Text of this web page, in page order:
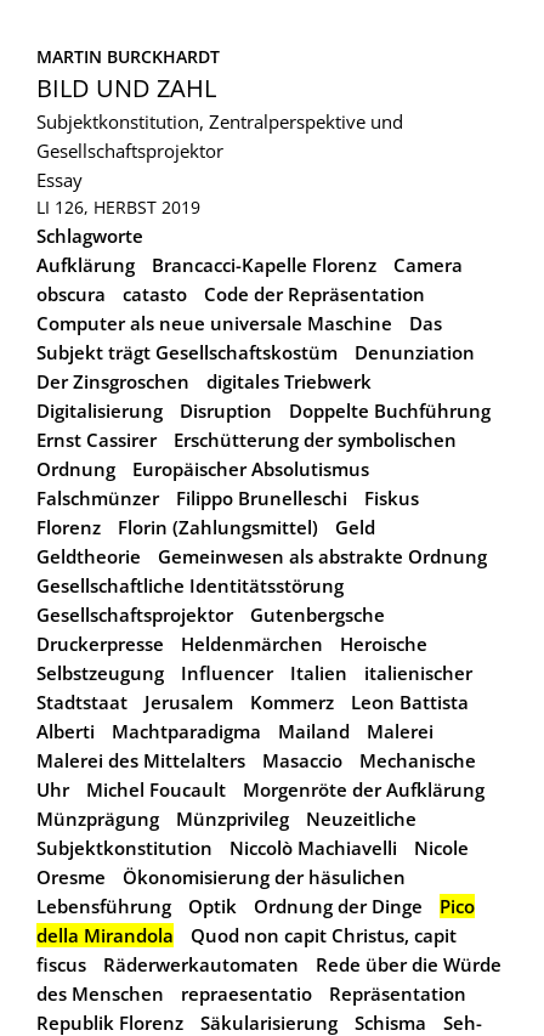
MARTIN BURCKHARDT
BILD UND ZAHL
Subjektkonstitution, Zentralperspektive und
Gesellschaftsprojektor
Essay
LI 126, HERBST 2019
Schlagworte
Aufklärung
Brancacci-Kapelle Florenz
Camera
obscura
catasto
Code der Repräsentation
Computer als neue universale Maschine
Das
Subjekt trägt Gesellschaftskostüm
Denunziation
Der Zinsgroschen
digitales Triebwerk
Digitalisierung
Disruption
Doppelte Buchführung
Ernst Cassirer
Erschütterung der symbolischen
Ordnung
Europäischer Absolutismus
Falschmünzer
Filippo Brunelleschi
Fiskus
Florenz
Florin (Zahlungsmittel)
Geld
Geldtheorie
Gemeinwesen als abstrakte Ordnung
Gesellschaftliche Identitätsstörung
Gesellschaftsprojektor
Gutenbergsche
Druckerpresse
Heldenmärchen
Heroische
Selbstzeugung
Influencer Italien
italienischer
Stadtstaat
Jerusalem Kommerz
Leon Battista
Alberti
Machtparadigma Mailand
Malerei
Malerei des Mittelalters
Masaccio
Mechanische
Uhr
Michel Foucault
Morgenröte der Aufklärung
Münzprägung
Münzprivileg
Neuzeitliche
Subjektkonstitution
Niccolò Machiavelli
Nicole
Oresme
Ökonomisierung der häsulichen
Lebensführung
Optik Ordnung der Dinge
Pico
della Mirandola
Quod non capit Christus, capit
fiscus
Räderwerkautomaten
Rede über die Würde
des Menschen
repraesentatio
Repräsentation
Republik Florenz
Säkularisierung Schisma
Seh-